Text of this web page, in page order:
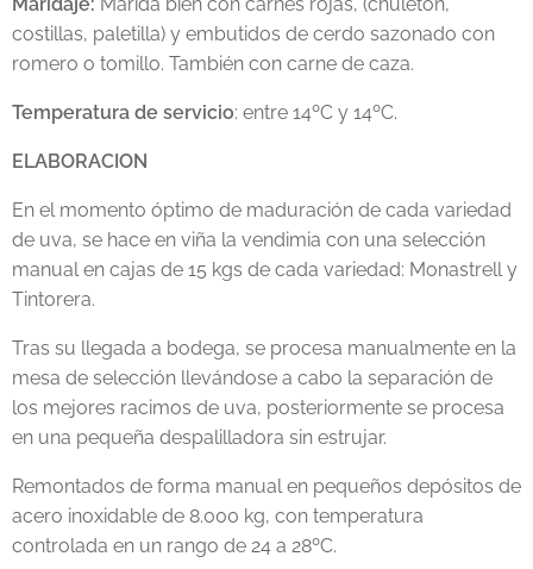
costillas, paletilla) y embutidos de cerdo sazonado con
romero o tomillo. También con carne de caza.
Temperatura de servicio: entre 14ºC y 14ºC.
ELABORACION
En el momento óptimo de maduración de cada variedad
de uva, se hace en viña la vendimia con una selección
manual en cajas de 15 kgs de cada variedad: Monastrell y
Tintorera.
Tras su llegada a bodega, se procesa manualmente en la
mesa de selección llevándose a cabo la separación de
los mejores racimos de uva, posteriormente se procesa
en una pequeña despalilladora sin estrujar.
Remontados de forma manual en pequeños depósitos de
acero inoxidable de 8.000 kg, con temperatura
controlada en un rango de 24 a 28ºC.